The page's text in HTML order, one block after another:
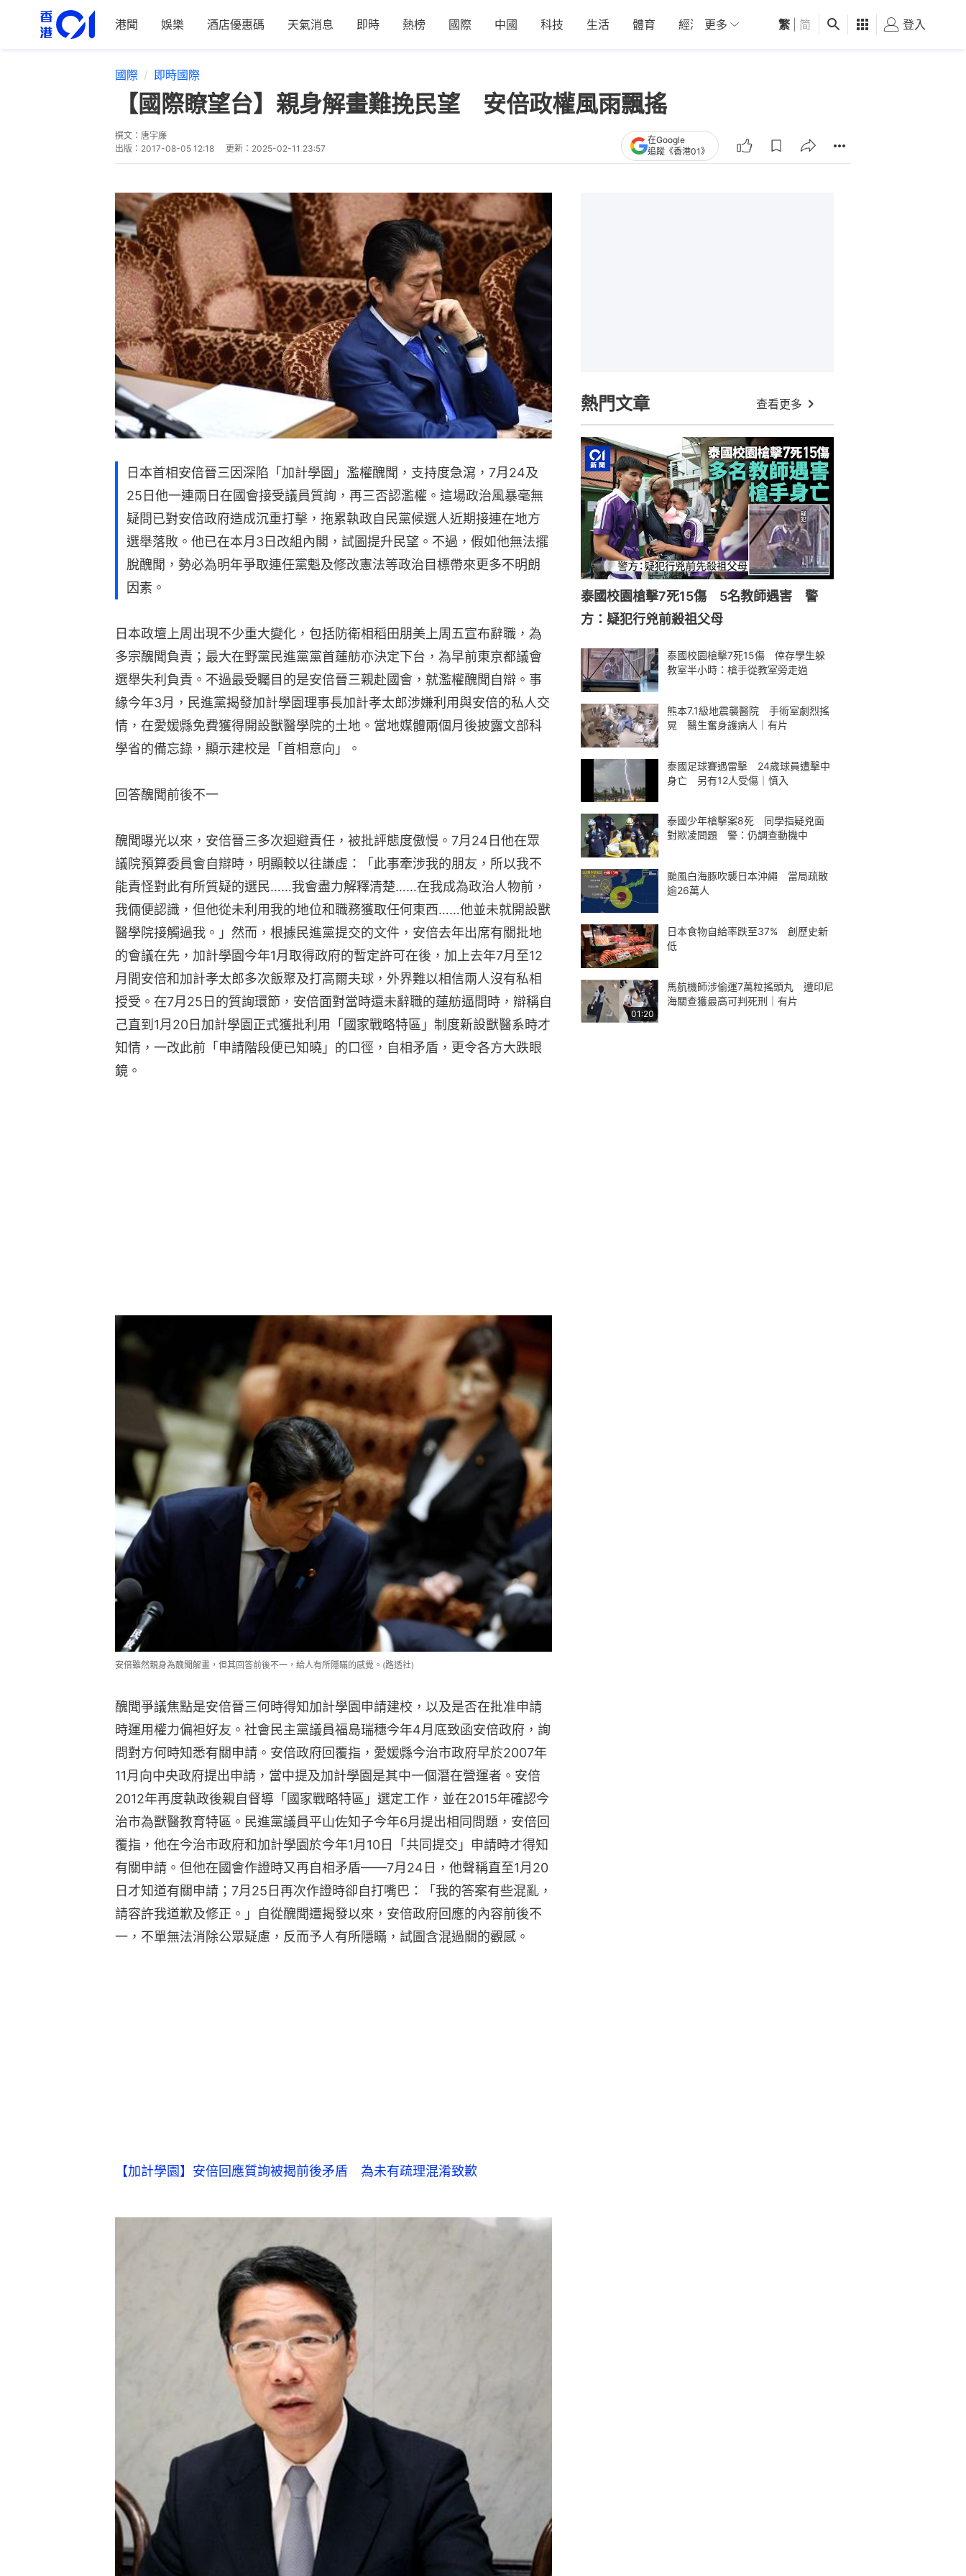
港聞 娛樂 酒店優惠碼 天氣消息 即時 熱榜 國際 中國 科技 生活 體育 經濟 01深圳 觀點 健康 好食玩飛
更多 繁 简 登入
國際 即時國際
【國際瞭望台】親身解畫難挽民望 安倍政權風雨飄搖
撰文： 唐宇廉
出版： 2017-08-05 12:18 更新： 2025-02-11 23:57
在Google
追蹤《香港01》
日本首相安倍晉三因深陷「加計學園」濫權醜聞，支持度急瀉，7月24及
25日他一連兩日在國會接受議員質詢，再三否認濫權。這場政治風暴毫無
疑問已對安倍政府造成沉重打擊，拖累執政自民黨候選人近期接連在地方
選舉落敗。他已在本月3日改組內閣，試圖提升民望。不過，假如他無法擺
脫醜聞，勢必為明年爭取連任黨魁及修改憲法等政治目標帶來更多不明朗
因素。
日本政壇上周出現不少重大變化，包括防衛相稻田朋美上周五宣布辭職，為
多宗醜聞負責；最大在野黨民進黨黨首蓮舫亦決定下台，為早前東京都議會
選舉失利負責。不過最受矚目的是安倍晉三親赴國會，就濫權醜聞自辯。事
緣今年3月，民進黨揭發加計學園理事長加計孝太郎涉嫌利用與安倍的私人交
情，在愛媛縣免費獲得開設獸醫學院的土地。當地媒體兩個月後披露文部科
學省的備忘錄，顯示建校是「首相意向」。
回答醜聞前後不一
醜聞曝光以來，安倍晉三多次迴避責任，被批評態度傲慢。7月24日他在眾
議院預算委員會自辯時，明顯較以往謙虛：「此事牽涉我的朋友，所以我不
能責怪對此有所質疑的選民……我會盡力解釋清楚……在我成為政治人物前，
我倆便認識，但他從未利用我的地位和職務獲取任何東西……他並未就開設獸
醫學院接觸過我。」然而，根據民進黨提交的文件，安倍去年出席有關批地
的會議在先，加計學園今年1月取得政府的暫定許可在後，加上去年7月至12
月間安倍和加計孝太郎多次飯聚及打高爾夫球，外界難以相信兩人沒有私相
授受。在7月25日的質詢環節，安倍面對當時還未辭職的蓮舫逼問時，辯稱自
己直到1月20日加計學園正式獲批利用「國家戰略特區」制度新設獸醫系時才
知情，一改此前「申請階段便已知曉」的口徑，自相矛盾，更令各方大跌眼
鏡。
安倍雖然親身為醜聞解畫，但其回答前後不一，給人有所隱瞞的感覺。(路透社)
醜聞爭議焦點是安倍晉三何時得知加計學園申請建校，以及是否在批准申請
時運用權力偏袒好友。社會民主黨議員福島瑞穗今年4月底致函安倍政府，詢
問對方何時知悉有關申請。安倍政府回覆指，愛媛縣今治市政府早於2007年
11月向中央政府提出申請，當中提及加計學園是其中一個潛在營運者。安倍
2012年再度執政後親自督導「國家戰略特區」選定工作，並在2015年確認今
治市為獸醫教育特區。民進黨議員平山佐知子今年6月提出相同問題，安倍回
覆指，他在今治市政府和加計學園於今年1月10日「共同提交」申請時才得知
有關申請。但他在國會作證時又再自相矛盾——7月24日，他聲稱直至1月20
日才知道有關申請；7月25日再次作證時卻自打嘴巴：「我的答案有些混亂，
請容許我道歉及修正。」自從醜聞遭揭發以來，安倍政府回應的內容前後不
一，不單無法消除公眾疑慮，反而予人有所隱瞞，試圖含混過關的觀感。
【加計學園】安倍回應質詢被揭前後矛盾 為未有疏理混淆致歉
熱門文章 查看更多
泰國校園槍擊7死15傷 5名教師遇害 警
方：疑犯行兇前殺祖父母
泰國校園槍擊7死15傷 倖存學生躲
教室半小時：槍手從教室旁走過
熊本7.1級地震襲醫院 手術室劇烈搖
晃 醫生奮身護病人｜有片
泰國足球賽遇雷擊 24歲球員遭擊中
身亡 另有12人受傷｜慎入
泰國少年槍擊案8死 同學指疑兇面
對欺凌問題 警：仍調查動機中
颱風白海豚吹襲日本沖繩 當局疏散
逾26萬人
日本食物自給率跌至37% 創歷史新
低
01:20
馬航機師涉偷運7萬粒搖頭丸 遭印尼
海關查獲最高可判死刑｜有片